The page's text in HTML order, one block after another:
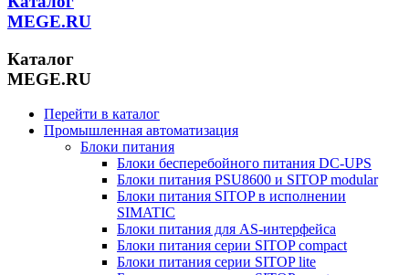
MEGE.RU
Каталог
MEGE.RU
Перейти в каталог
Промышленная автоматизация
Блоки питания
Блоки бесперебойного питания DC-UPS
Блоки питания PSU8600 и SITOP modular
Блоки питания SITOP в исполнении
SIMATIC
Блоки питания для AS-интерфейса
Блоки питания серии SITOP compact
Блоки питания серии SITOP lite